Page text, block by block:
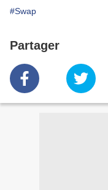
#Swap
Partager